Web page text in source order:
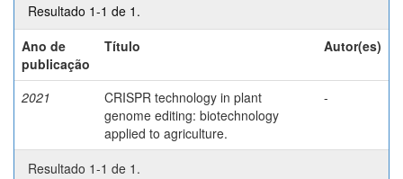
Resultado 1-1 de 1.
Ano de
publicação
Título Autor(es)
2021
CRISPR technology in plant
genome editing: biotechnology
applied to agriculture.
-
Resultado 1-1 de 1.